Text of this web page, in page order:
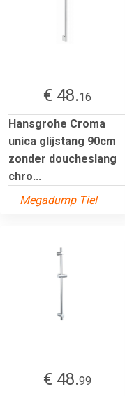
€ 48.16
Hansgrohe Croma
unica glijstang 90cm
zonder doucheslang
chro...
Megadump Tiel
€ 48.99